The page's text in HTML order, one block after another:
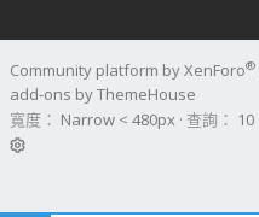
Community platform by XenForo®
add-ons by ThemeHouse
寬度
查詢 10